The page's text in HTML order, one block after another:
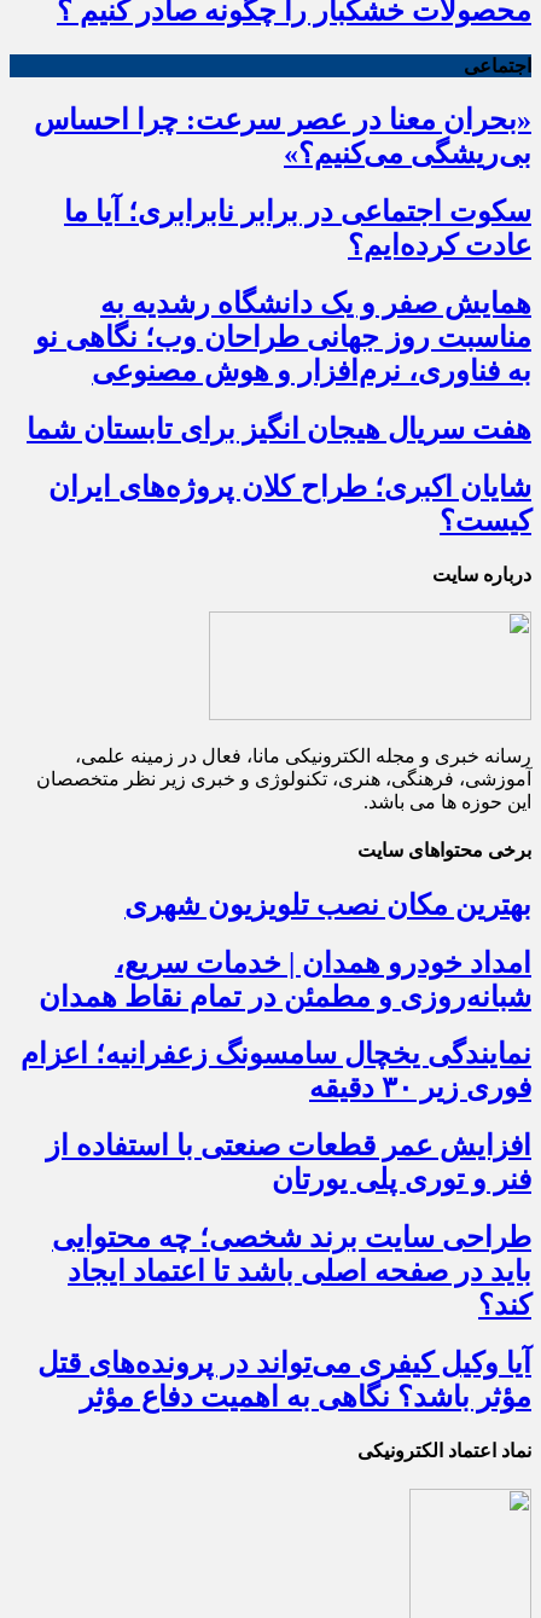
محصولات خشکبار را چگونه صادر کنیم ؟
اجتماعی
«بحران معنا در عصر سرعت: چرا احساس
بی‌ریشگی می‌کنیم؟»
سکوت اجتماعی در برابر نابرابری؛ آیا ما
عادت کرده‌ایم؟
همایش صفر و یک دانشگاه رشدیه به
مناسبت روز جهانی طراحان وب؛ نگاهی نو
به فناوری، نرم‌افزار و هوش مصنوعی
هفت سریال هیجان انگیز برای تابستان شما
شایان اکبری؛ طراح کلان پروژه‌های ایران
کیست؟
درباره سایت
رسانه خبری و مجله الکترونیکی مانا، فعال در زمینه علمی،
آموزشی، فرهنگی، هنری، تکنولوژی و خبری زیر نظر متخصصان
این حوزه ها می باشد.
برخی محتواهای سایت
بهترین مکان نصب تلویزیون شهری
امداد خودرو همدان | خدمات سریع،
شبانه‌روزی و مطمئن در تمام نقاط همدان
نمایندگی یخچال سامسونگ زعفرانیه؛ اعزام
فوری زیر ۳۰ دقیقه
افزایش عمر قطعات صنعتی با استفاده از
فنر و توری پلی یورتان
طراحی سایت برند شخصی؛ چه محتوایی
باید در صفحه اصلی باشد تا اعتماد ایجاد
کند؟
آیا وکیل کیفری می‌تواند در پرونده‌های قتل
مؤثر باشد؟ نگاهی به اهمیت دفاع مؤثر
نماد اعتماد الکترونیکی